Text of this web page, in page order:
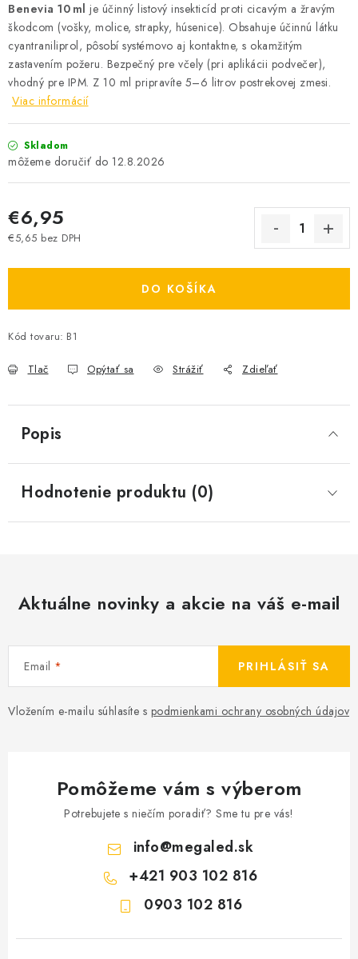
OBCHODNÉ PODMIENKY
KONTAKTY
O NÁS - MEGALED & JANTON ZÁKAMENNÉ
Reklamácie a formulár na odstúpenie od zmluvy
Obchodné podmienky
Podmienky ochrany osobných údajov
O nás - MEGALED & JANTON Zákamenné
Zľavy pre profíkov
Moja objednávka
Benevia 10 ml je účinný listový insekticíd proti cicavým a žravým
škodcom (vošky, molice, strapky, húsenice). Obsahuje účinnú látku
cyantraniliprol, pôsobí systémovo aj kontaktne, s okamžitým
zastavením požeru. Bezpečný pre včely (pri aplikácii podvečer),
vhodný pre IPM. Z 10 ml pripravíte 5–6 litrov postrekovej zmesi.
Viac informácií
Skladom
12.8.2026
€6,95
€5,65 bez DPH
DO KOŠÍKA
Kód tovaru: B1
Tlač Opýtať sa Strážiť Zdieľať
Popis
Hodnotenie produktu (0)
Aktuálne novinky a akcie na váš e-mail
Email
Vložením e-mailu súhlasíte s podmienkami ochrany osobných údajov
PRIHLÁSIŤ SA
Pomôžeme vám s výberom
Potrebujete s niečím poradiť? Sme tu pre vás!
info@megaled.sk
+421 903 102 816
0903 102 816